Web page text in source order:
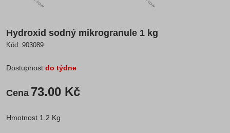
Hydroxid sodný mikrogranule 1 kg
Kód: 903089
Dostupnost do týdne
Cena 73.00 Kč
Hmotnost 1.2 Kg